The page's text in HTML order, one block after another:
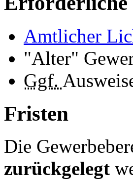
Amtlicher
"Alter"
Ggf.
Fristen
Die
zurückgelegt